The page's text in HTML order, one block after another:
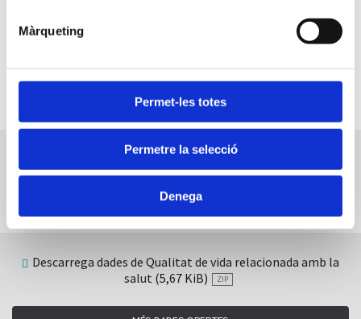
Màrqueting
Permet-les totes
Permetre la selecció
Denega
Fitxa tècnica
Compartiu aquest contingut
Facebook
Twitter
LinkedIn
WhatsApp
electrònic
Descarrega dades de Qualitat de vida relacionada amb la
salut (5,67 KiB)
ZIP